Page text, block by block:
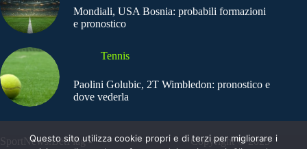
Mondiali, USA Bosnia: probabili formazioni
e pronostico
Tennis
Paolini Golubic, 2T Wimbledon: pronostico e
dove vederla
SportNews.BetFlag -
Copyright © 2025
Questo sito utilizza cookie propri e di terzi per migliorare i